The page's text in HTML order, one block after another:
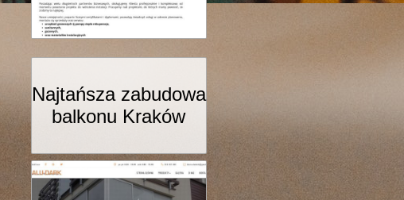
Najtańsza zabudowa
balkonu Kraków